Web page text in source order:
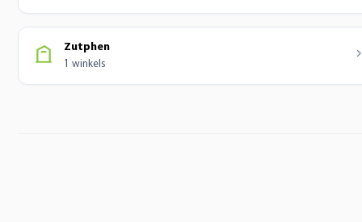
Zutphen
1 winkels